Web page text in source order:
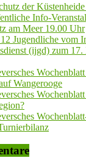
der
Info-
am Meer 19.00 Uhr
Jugendliche vom
(ijgd) zum
Wangerooge